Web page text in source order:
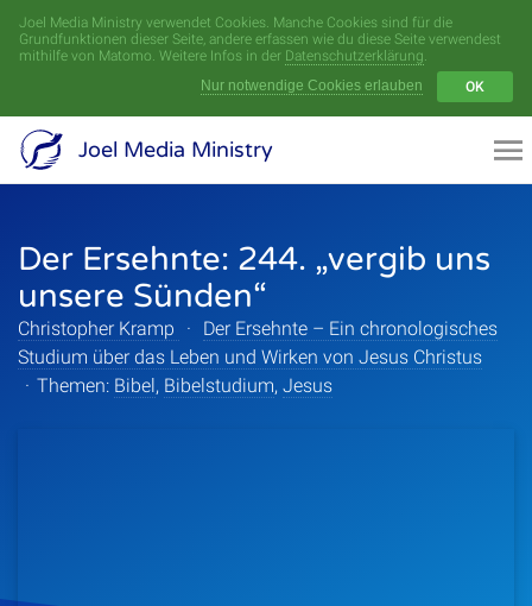
Joel Media Ministry verwendet Cookies. Manche Cookies sind für die
Grundfunktionen dieser Seite, andere erfassen wie du diese Seite verwendest
mithilfe von Matomo. Weitere Infos in der Datenschutzerklärung.
Nur notwendige Cookies erlauben
OK
Joel Media Ministry
Der Ersehnte: 244. „vergib uns
unsere Sünden“
Christopher Kramp ·
Der Ersehnte – Ein chronologisches
Studium über das Leben und Wirken von Jesus Christus
· Themen: Bibel, Bibelstudium, Jesus
Menü
Videoarchiv
Serien
Themen